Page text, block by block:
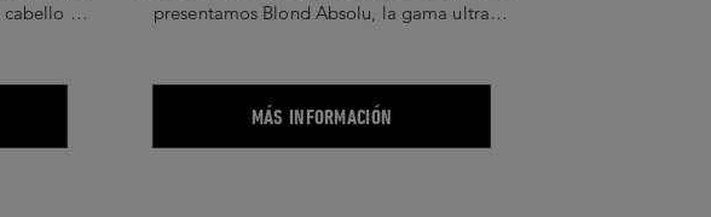
al
presentamos Blond Absolu, la gama ultra
rubias modernas.
MÁS INFORMACIÓN